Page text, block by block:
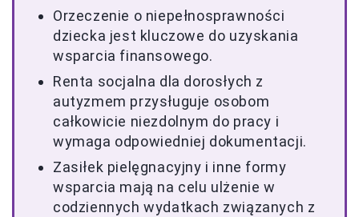
Orzeczenie o niepełnosprawności
dziecka jest kluczowe do uzyskania
wsparcia finansowego.
Renta socjalna dla dorosłych z
autyzmem przysługuje osobom
całkowicie niezdolnym do pracy i
wymaga odpowiedniej dokumentacji.
Zasiłek pielęgnacyjny i inne formy
wsparcia mają na celu ulżenie w
codziennych wydatkach związanych z